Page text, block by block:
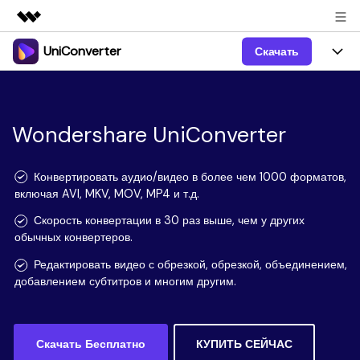
Рекомендуемые продукты
Решения
О нас
Новости
Покупка
UniConverter Скачать
Windows
Mac
UniConverter для Mac
Функции
Больше инструментов
Руководство
Блог
Пользователи Социальных Сетей
Фотография
ВидеоурокиПосмотрите видеоурок и узнайте, как использовать
Поддержка
UniConverter.
Wondershare UniConverter
Конвертировать аудио/видео в более чем 1000 форматов,
включая AVI, MKV, MOV, MP4 и т.д.
Скорость конвертации в 30 раз выше, чем у других
обычных конвертеров.
Редактировать видео с обрезкой, обрезкой, объединением,
добавлением субтитров и многим другим.
Скачать Бесплатно КУПИТЬ СЕЙЧАС